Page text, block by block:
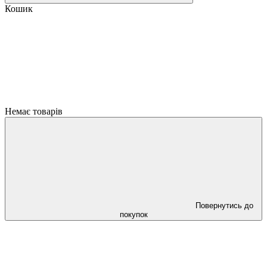
Кошик
Немає товарів
Повернутись до
покупок